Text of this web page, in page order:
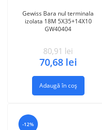
Gewiss Bara nul terminala
izolata 18M 5X35+14X10
GW40404
80,91 lei
70,68 lei
Adaugă în coș
-12%